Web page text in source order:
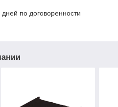
по договоренности